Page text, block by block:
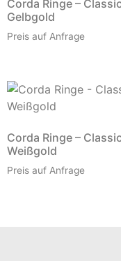
Corda Ringe –
Gelbgold
Preis auf Anfrage
Corda Ringe –
Weißgold
Preis auf Anfrage